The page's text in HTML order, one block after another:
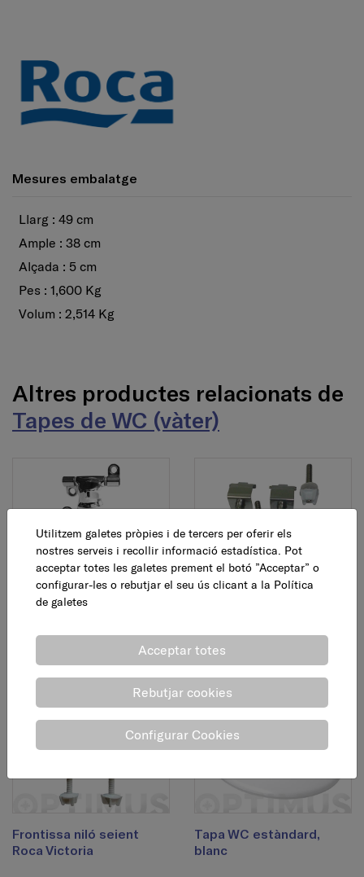
Mesures embalatge
Llarg : 49 cm
Ample : 38 cm
Alçada : 5 cm
Pes : 1,600 Kg
Volum : 2,514 Kg
Altres productes relacionats de
Tapes de WC (vàter)
Frontissa acer seient
Roca Dama Senso
15,45 € AFEGEIX
Frontissa acer seient
19,60 €
Frontissa niló seient
Roca Victoria
Tapa WC estàndard,
blanc
Utilitzem galetes pròpies i de tercers per oferir els
nostres serveis i recollir informació estadística. Pot
acceptar totes les galetes prement el botó ”Acceptar” o
configurar-les o rebutjar el seu ús clicant a la Política
de galetes
Acceptar totes
Rebutjar cookies
Configurar Cookies